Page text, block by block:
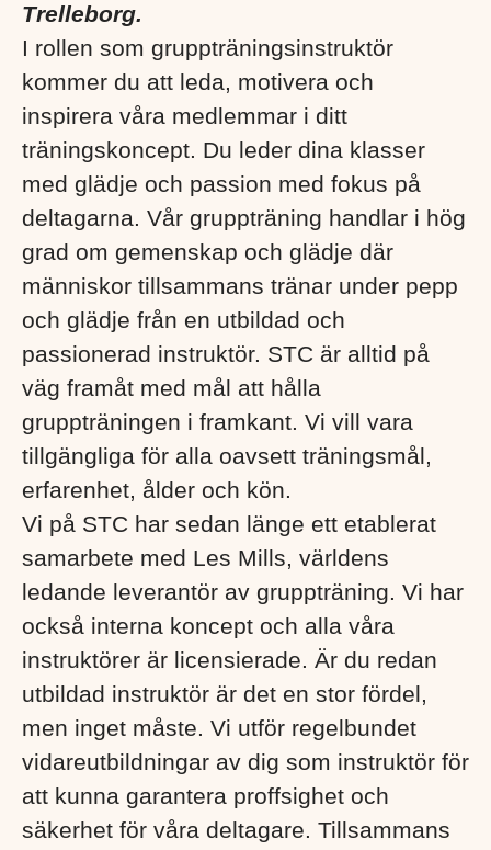
Trelleborg.
I rollen som gruppträningsinstruktör
kommer du att leda, motivera och
inspirera våra medlemmar i ditt
träningskoncept. Du leder dina klasser
med glädje och passion med fokus på
deltagarna. Vår gruppträning handlar i hög
grad om gemenskap och glädje där
människor tillsammans tränar under pepp
och glädje från en utbildad och
passionerad instruktör. STC är alltid på
väg framåt med mål att hålla
gruppträningen i framkant. Vi vill vara
tillgängliga för alla oavsett träningsmål,
erfarenhet, ålder och kön.
Vi på STC har sedan länge ett etablerat
samarbete med Les Mills, världens
ledande leverantör av gruppträning. Vi har
också interna koncept och alla våra
instruktörer är licensierade. Är du redan
utbildad instruktör är det en stor fördel,
men inget måste. Vi utför regelbundet
vidareutbildningar av dig som instruktör för
att kunna garantera proffsighet och
säkerhet för våra deltagare. Tillsammans